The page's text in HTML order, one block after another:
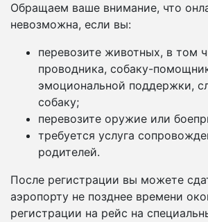
Обращаем ваше внимание, что
невозможна, если вы:
перевозите животных, в том
проводника, собаку-
эмоциональной поддержки,
собаку;
перевозите оружие или
требуется услуга
родителей.
После регистрации вы можете
аэропорту не позднее времени
регистрации на рейс на